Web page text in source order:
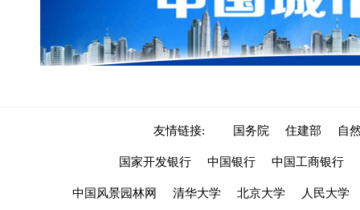
友情链接: 国务院 住建部 自
国家开发银行 中国银行 中国工商银行
中国风景园林网 清华大学 北京大学 人民大学